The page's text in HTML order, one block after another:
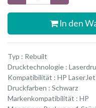
In den
Typ : Rebuilt
Drucktechnologie :
Kompatibilität : HP
Druckfarben : Schwarz
Markenkompatibilität : HP